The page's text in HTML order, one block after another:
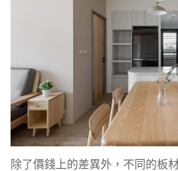
除了價錢上的差異外，不同的板